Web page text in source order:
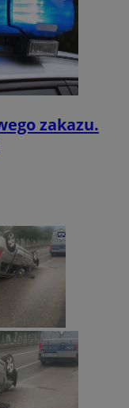
zakazu.